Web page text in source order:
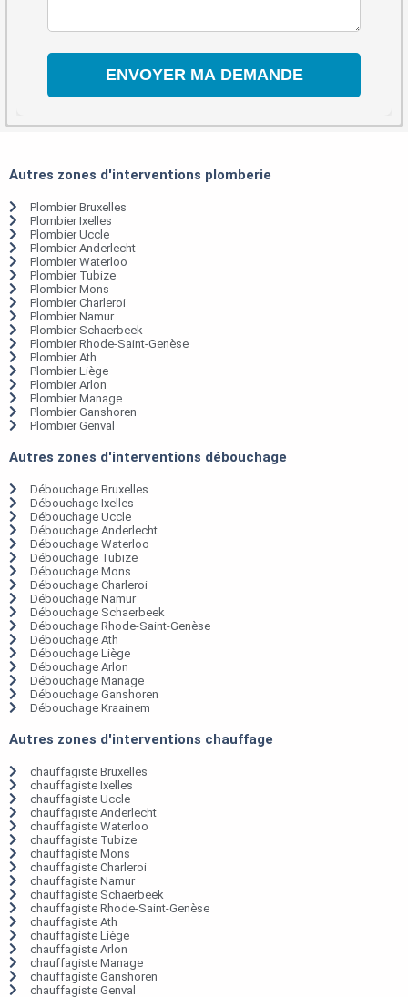
Autres zones d'interventions plomberie
Plombier Bruxelles
Plombier Ixelles
Plombier Uccle
Plombier Anderlecht
Plombier Waterloo
Plombier Tubize
Plombier Mons
Plombier Charleroi
Plombier Namur
Plombier Schaerbeek
Plombier Rhode-Saint-Genèse
Plombier Ath
Plombier Liège
Plombier Arlon
Plombier Manage
Plombier Ganshoren
Plombier Genval
Autres zones d'interventions débouchage
Débouchage Bruxelles
Débouchage Ixelles
Débouchage Uccle
Débouchage Anderlecht
Débouchage Waterloo
Débouchage Tubize
Débouchage Mons
Débouchage Charleroi
Débouchage Namur
Débouchage Schaerbeek
Débouchage Rhode-Saint-Genèse
Débouchage Ath
Débouchage Liège
Débouchage Arlon
Débouchage Manage
Débouchage Ganshoren
Débouchage Kraainem
Autres zones d'interventions chauffage
chauffagiste Bruxelles
chauffagiste Ixelles
chauffagiste Uccle
chauffagiste Anderlecht
chauffagiste Waterloo
chauffagiste Tubize
chauffagiste Mons
chauffagiste Charleroi
chauffagiste Namur
chauffagiste Schaerbeek
chauffagiste Rhode-Saint-Genèse
chauffagiste Ath
chauffagiste Liège
chauffagiste Arlon
chauffagiste Manage
chauffagiste Ganshoren
chauffagiste Genval